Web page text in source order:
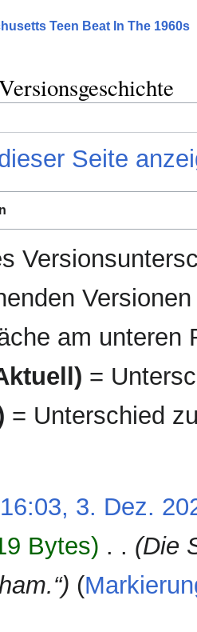
Teen Beat In The 1960s
Seite
am unteren
=
= Unterschied
16:03, 3. Dez.
Bytes
Die